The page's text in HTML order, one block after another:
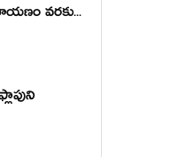
వరకు...